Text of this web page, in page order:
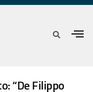
“De Filippo